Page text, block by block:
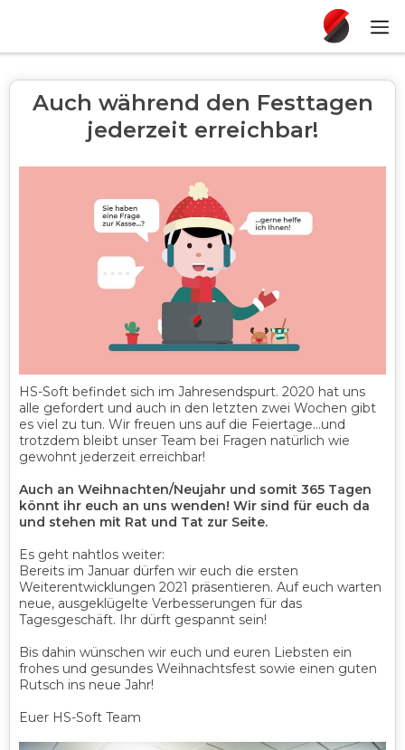
Auch während den Festtagen
jederzeit erreichbar!
HS-Soft befindet sich im Jahresendspurt. 2020 hat uns
alle gefordert und auch in den letzten zwei Wochen gibt
es viel zu tun. Wir freuen uns auf die Feiertage...und
trotzdem bleibt unser Team bei Fragen natürlich wie
gewohnt jederzeit erreichbar!
Auch an Weihnachten/Neujahr und somit 365 Tagen
könnt ihr euch an uns wenden! Wir sind für euch da
und stehen mit Rat und Tat zur Seite.
Es geht nahtlos weiter:
Bereits im Januar dürfen wir euch die ersten
Weiterentwicklungen 2021 präsentieren. Auf euch warten
neue, ausgeklügelte Verbesserungen für das
Tagesgeschäft. Ihr dürft gespannt sein!
Bis dahin wünschen wir euch und euren Liebsten ein
frohes und gesundes Weihnachtsfest sowie einen guten
Rutsch ins neue Jahr!
Euer HS-Soft Team